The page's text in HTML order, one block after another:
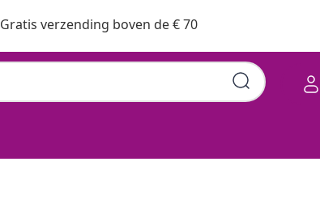
Gratis verzending boven de € 70